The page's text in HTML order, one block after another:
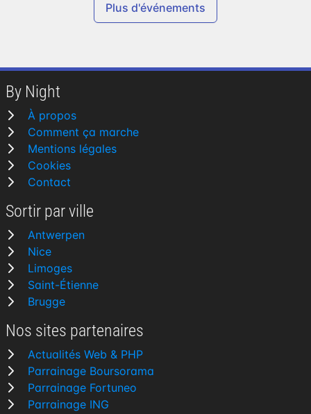
Plus d'événements
By Night
À propos
Comment ça marche
Mentions légales
Cookies
Contact
Sortir par ville
Antwerpen
Nice
Limoges
Saint-Étienne
Brugge
Nos sites partenaires
Actualités Web & PHP
Parrainage Boursorama
Parrainage Fortuneo
Parrainage ING